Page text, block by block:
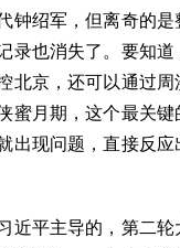
钟绍军，但离奇的是
录也消失了。要知道
北京，还可以通过周
蜜月期，这个最关键
出现问题，直接反应
近平主导的，第二轮